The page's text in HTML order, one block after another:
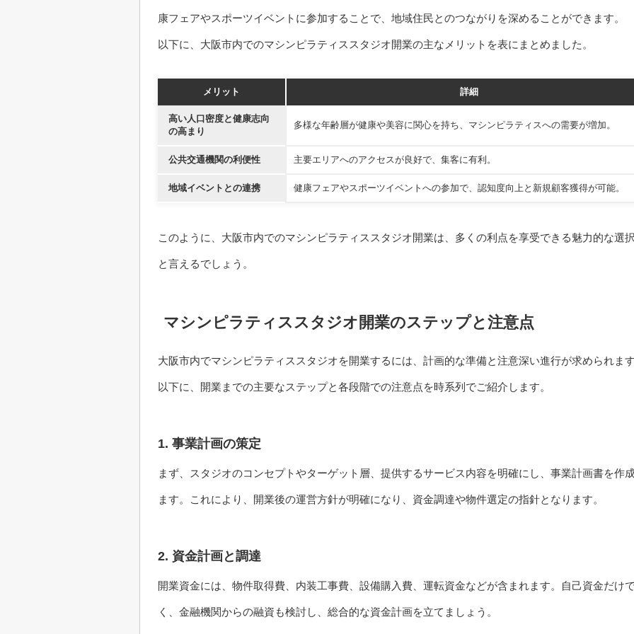
康フェアやスポーツイベントに参加することで、地域住民とのつながりを深めることができます。
以下に、大阪市内でのマシンピラティススタジオ開業の主なメリットを表にまとめました。
メリット 詳細
高い人口密度と健康志向
の高まり
多様な年齢層が健康や美容に関心を持ち、マシンピラティスへの需要が増加。
公共交通機関の利便性 主要エリアへのアクセスが良好で、集客に有利。
地域イベントとの連携 健康フェアやスポーツイベントへの参加で、認知度向上と新規顧客獲得が可能。
このように、大阪市内でのマシンピラティススタジオ開業は、多くの利点を享受できる魅力的な選
と言えるでしょう。
マシンピラティススタジオ開業のステップと注意点
大阪市内でマシンピラティススタジオを開業するには、計画的な準備と注意深い進行が求められま
以下に、開業までの主要なステップと各段階での注意点を時系列でご紹介します。
1. 事業計画の策定
まず、スタジオのコンセプトやターゲット層、提供するサービス内容を明確にし、事業計画書を作
ます。これにより、開業後の運営方針が明確になり、資金調達や物件選定の指針となります。
2. 資金計画と調達
開業資金には、物件取得費、内装工事費、設備購入費、運転資金などが含まれます。自己資金だけ
く、金融機関からの融資も検討し、総合的な資金計画を立てましょう。